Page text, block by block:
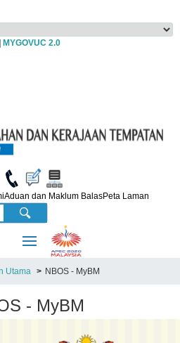
MYGOVUC 2.0
Aduan dan Maklum BalasPeta Laman
Utama NBOS - MyBM
- MyBM